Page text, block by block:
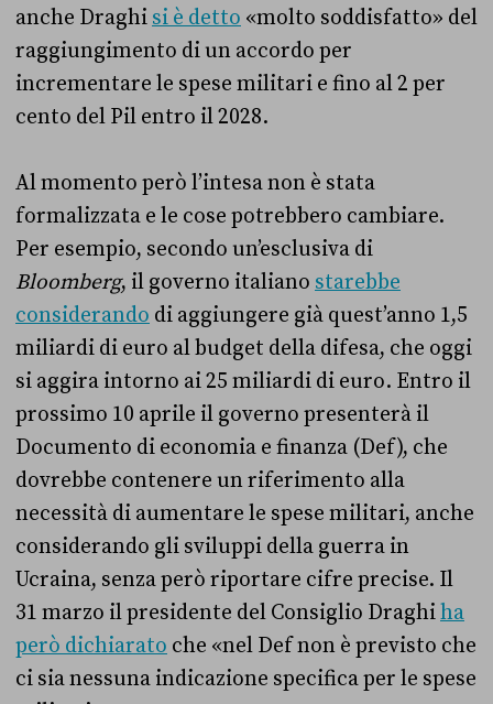
anche Draghi si è detto «molto soddisfatto» del
raggiungimento di un accordo per
incrementare le spese militari e fino al 2 per
cento del Pil entro il 2028.
Al momento però l’intesa non è stata
formalizzata e le cose potrebbero cambiare.
Per esempio, secondo un’esclusiva di
Bloomberg, il governo italiano starebbe
considerando di aggiungere già quest’anno 1,5
miliardi di euro al budget della difesa, che oggi
si aggira intorno ai 25 miliardi di euro. Entro il
prossimo 10 aprile il governo presenterà il
Documento di economia e finanza (Def), che
dovrebbe contenere un riferimento alla
necessità di aumentare le spese militari, anche
considerando gli sviluppi della guerra in
Ucraina, senza però riportare cifre precise. Il
31 marzo il presidente del Consiglio Draghiha
però dichiarato che «nel Def non è previsto che
ci sia nessuna indicazione specifica per le spese